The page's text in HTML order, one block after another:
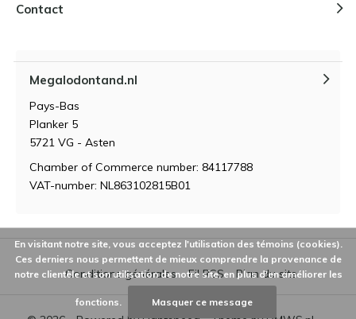
Contact
Megalodontand.nl
Pays-Bas
Planker 5
5721 VG - Asten
Chamber of Commerce number: 84117788
VAT-number: NL863102815B01
Conditions générales Fil RSS Plan du site
En visitant notre site, vous acceptez l'utilisation des témoins (cookies).
Ces derniers nous permettent de mieux comprendre la provenance de
notre clientèle et son utilisation de notre site, en plus d'en améliorer les
fonctions. Masquer ce message